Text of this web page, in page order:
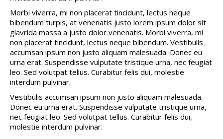
Morbi viverra, mi non placerat tincidunt, lectus neque
bibendum turpis, at venenatis justo lorem ipsum dolor sit
glavrida massa a justo dolor venenatis. Morbi viverra, mi
non placerat tincidunt, lectus neque bibendum. Vestibulis
accumsan ipsum non justo aliquam malesuada. Donec eu
urna erat. Suspendisse vulputate tristique urna, nec feugiat
leo. Sed volutpat tellus. Curabitur felis dui, molestie
interdum pulvinar.
Vestibulis accumsan ipsum non justo aliquam malesuada.
Donec eu urna erat. Suspendisse vulputate tristique urna,
nec feugiat leo. Sed volutpat tellus. Curabitur felis dui,
molestie interdum pulvinar.